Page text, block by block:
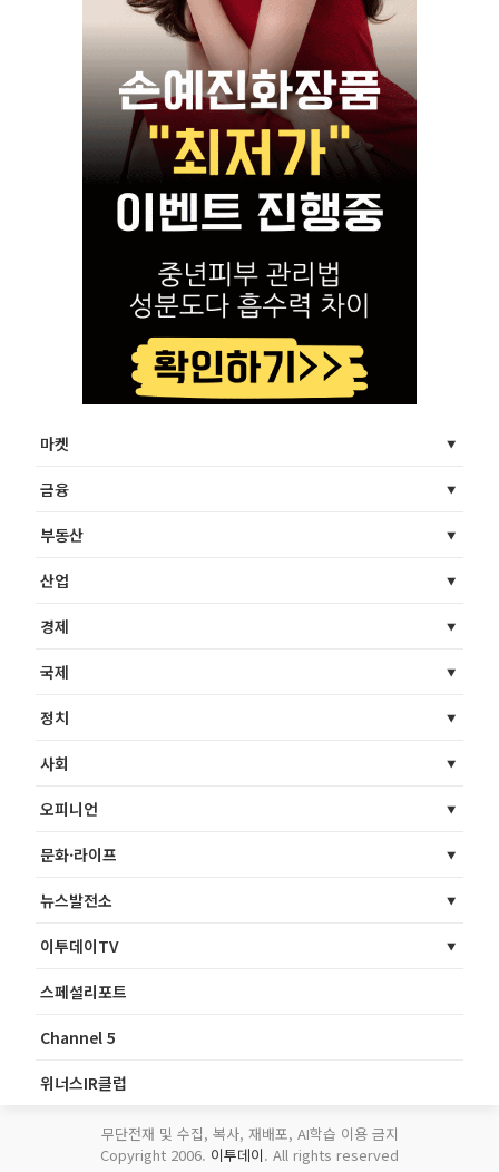
마켓
금융
부동산
산업
경제
국제
정치
사회
오피니언
문화·라이프
뉴스발전소
이투데이TV
스페셜리포트
Channel 5
위너스IR클럽
무단전재 및 수집, 복사, 재배포, AI학습 이용 금지
Copyright 2006. 이투데이. All rights reserved